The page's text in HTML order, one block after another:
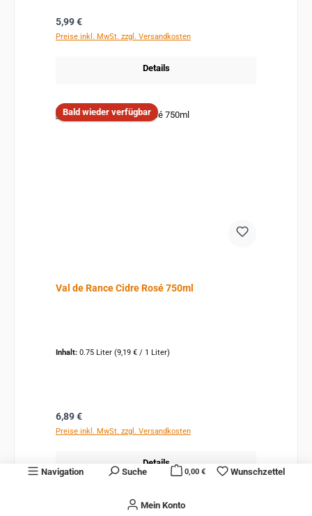
Navigation Suche Wunschzettel
Mein Konto
0,00 €
Regulärer Preis:
5,99 €
Preise inkl. MwSt. zzgl. Versandkosten
Details
Bald wieder verfügbar
Val de Rance Cidre Rosé 750ml
Inhalt: 0.75 Liter (9,19 € / 1 Liter)
Regulärer Preis:
6,89 €
Preise inkl. MwSt. zzgl. Versandkosten
Details
Bald wieder verfügbar